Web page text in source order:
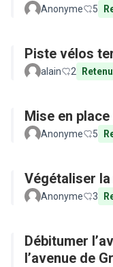
Anonyme 5
Piste vélos
alain 2
Mise en
Anonyme 5
Végétaliser
Anonyme 3
Débitumer
l’avenue de